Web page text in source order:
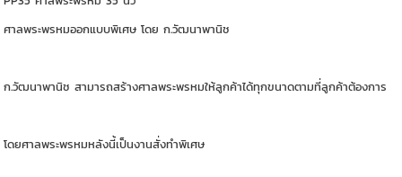
ศาลพระพรหมออกแบบพิเศษ โดย ก.วัฒนาพานิช
ก.วัฒนาพานิช สามารถสร้างศาลพระพรหมให้ลูกค้าได้ทุกขนาดตามที่ลูกค้าต้องการ
โดยศาลพระพรหมหลังนี้เป็นงานสั่งทำพิเศษ